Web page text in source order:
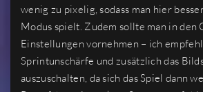
wenig zu pixelig, sodass man hier
Modus spielt. Zudem sollte man in den
Einstellungen vornehmen – ich
Sprintunschärfe und zusätzlich das
auszuschalten, da sich das Spiel dann